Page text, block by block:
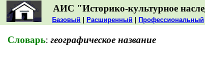
АИС "Историко-культурное
Базовый Расширенный Профессиональный
Словарь: географическое название